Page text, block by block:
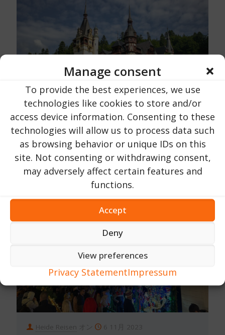
Manage consent
To provide the best experiences, we use
technologies like cookies to store and/or
access device information. Consenting to these
technologies will allow us to process data such
as browsing behavior or unique IDs on this
site. Not consenting or withdrawing consent,
may adversely affect certain features and
functions.
Accept
Deny
View preferences
Privacy StatementImpressum
Urlaub in Rumänien オン 16 10月 2023
ペレス城｜プラホヴァ県｜シナイア市近郊
203 今すぐ読む ...
Heide Reisen 6 11月 2023